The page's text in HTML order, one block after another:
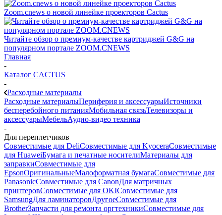
Zoom.cnews о новой линейке проекторов Cactus
Читайте обзор о премиум-качестве картриджей G&G на
популярном портале ZOOM.CNEWS
Главная
-
Каталог CACTUS
-
Расходные материалы
Расходные материалыПериферия и аксессуарыИсточники
бесперебойного питанияМобильная связьТелевизоры и
аксессуарыМебельАудио-видео техника
-
Для переплетчиков
Совместимые для DeliСовместимые для KyoceraСовместимые
для HuaweiБумага и печатные носителиМатериалы для
заправкиСовместимые для
EpsonОригинальныеМалоформатная бумагаСовместимые для
PanasonicСовместимые для CanonДля матричных
принтеровСовместимые для OKIСовместимые для
SamsungДля ламинаторовДругоеСовместимые для
BrotherЗапчасти для ремонта оргтехникиСовместимые для